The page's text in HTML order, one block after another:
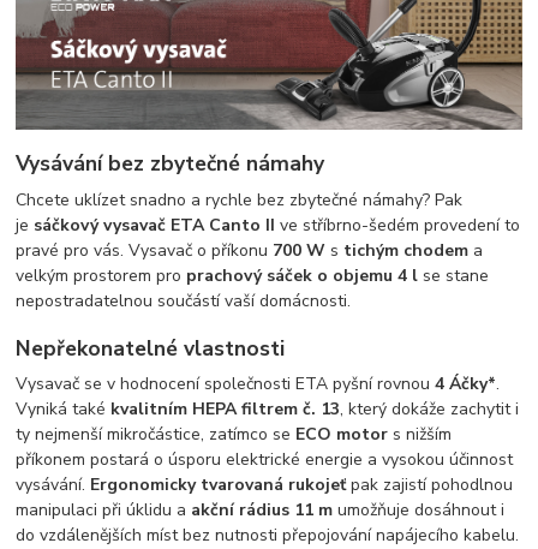
Vysávání bez zbytečné námahy
Chcete uklízet snadno a rychle bez zbytečné námahy? Pak
je sáčkový vysavač ETA Canto II ve stříbrno-šedém provedení to
pravé pro vás. Vysavač o příkonu 700 W s tichým chodem a
velkým prostorem pro prachový sáček o objemu 4 l se stane
nepostradatelnou součástí vaší domácnosti.
Nepřekonatelné vlastnosti
Vysavač se v hodnocení společnosti ETA pyšní rovnou4 Áčky*.
Vyniká také kvalitním HEPA filtrem č. 13, který dokáže zachytit i
ty nejmenší mikročástice, zatímco se ECO motor s nižším
příkonem postará o úsporu elektrické energie a vysokou účinnost
vysávání. Ergonomicky tvarovaná rukojeťpak zajistí pohodlnou
manipulaci při úklidu a akční rádius 11 m umožňuje dosáhnout i
do vzdálenějších míst bez nutnosti přepojování napájecího kabelu.